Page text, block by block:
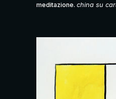
meditazione. china su